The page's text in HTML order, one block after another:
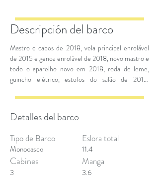
Descripción del barco
Mastro e cabos de 2018, vela principal enrolável
de 2015 e genoa enrolável de 2018, novo mastro e
todo o aparelho novo em 2018, roda de leme,
guincho elétrico, estofos do salão de 2018,
solar de 2016, capota de spray de 2015, bimini top
de 2015, motor Volvo 29hp, GPS, plotter interior
e exterior, piloto automático, carregador de
água quente, motor fora de borda com bote
insuflável, conjunto completo de instrumentos
eletrónicos, equipamento completo de segurança
e de cozinha.
Detalles del barco
Tipo de Barco
Monocasco
Cabines
3
Eslora total
11.4
Manga
3.6